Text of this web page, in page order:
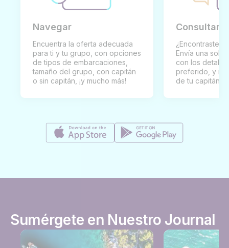
Navegar
Encuentra la oferta adecuada
para ti y tu grupo, con opciones
de tipos de embarcaciones,
tamaño del grupo, con capitán
o sin capitán, ¡y mucho más!
Consultar
¿Encontraste
Envía una
con los
preferido, y
de tu capitán
Sumérgete en Nuestro Journal